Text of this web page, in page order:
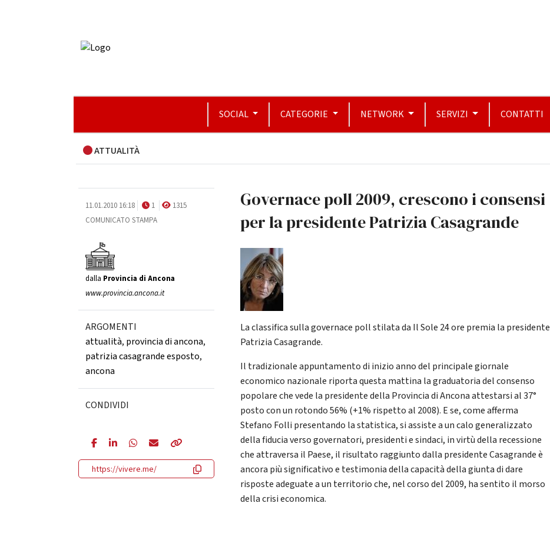
SOCIAL CATEGORIE NETWORK SERVIZI CONTATTI
ATTUALITÀ
11.01.2010 16:18 1
1315
COMUNICATO STAMPA
dalla Provincia di Ancona
www.provincia.ancona.it
ARGOMENTI
attualità, provincia di ancona,
patrizia casagrande esposto,
ancona
CONDIVIDI
https://vivere.me/
Governace poll 2009, crescono i consensi
per la presidente Patrizia Casagrande
La classifica sulla governace poll stilata da Il Sole 24 ore premia la presidente
Patrizia Casagrande.
Il tradizionale appuntamento di inizio anno del principale giornale
economico nazionale riporta questa mattina la graduatoria del consenso
popolare che vede la presidente della Provincia di Ancona attestarsi al 37°
posto con un rotondo 56% (+1% rispetto al 2008). E se, come afferma
Stefano Folli presentando la statistica, si assiste a un calo generalizzato
della fiducia verso governatori, presidenti e sindaci, in virtù della recessione
che attraversa il Paese, il risultato raggiunto dalla presidente Casagrande è
ancora più significativo e testimonia della capacità della giunta di dare
risposte adeguate a un territorio che, nel corso del 2009, ha sentito il morso
della crisi economica.